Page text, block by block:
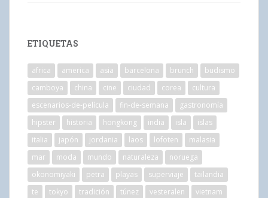
ETIQUETAS
africa america asia barcelona brunch
budismo
camboya
china cine ciudad corea
cultura
escenarios-de-película
fin-de-semana
gastronomía
hipster
historia hongkong india isla
islas
italia
japón jordania laos lofoten
malasia
mar
moda mundo naturaleza
noruega
okonomiyaki
petra playas superviaje
tailandia
te
tokyo tradición túnez vesteralen
vietnam